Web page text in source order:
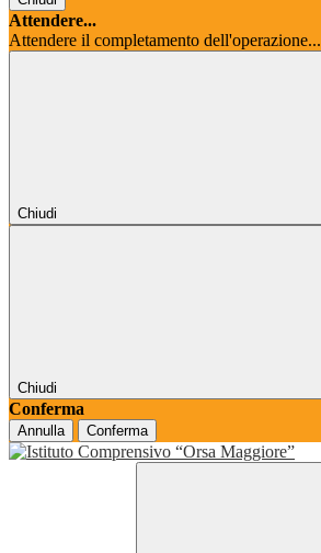
Attendere...
Attendere il completamento dell'operazione...
Chiudi
Chiudi
Conferma
Annulla Conferma